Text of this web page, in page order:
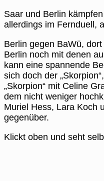
Saar und Berlin
allerdings im Fernduell,
Berlin gegen BaWü,
Berlin noch mit denen
kann eine spannende
sich doch der
„Skorpion“ mit Celine
dem nicht weniger
Muriel Hess, Lara Koch
gegenüber.
Klickt oben und seht